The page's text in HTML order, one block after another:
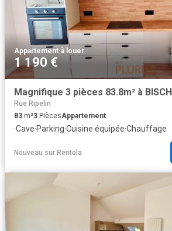
Appartement·à louer
1 190 €
Rue Ripelin
83 m²3 PiècesAppartement
·Cave·Parking·Cuisine équipée·Chauffage
Nouveau sur Rentola